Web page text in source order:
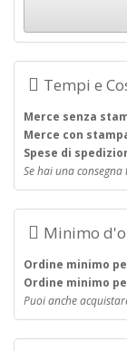
Tempi e
Merce senza
Merce con
Spese di
Se hai una
Minimo
Ordine minimo
Ordine minimo
Puoi anche